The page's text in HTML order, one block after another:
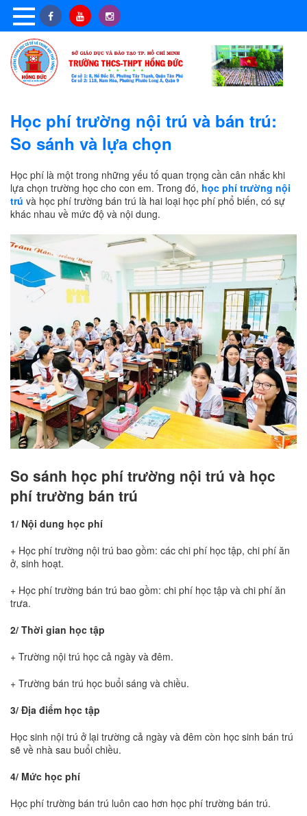
Học phí trường nội trú và bán trú:
So sánh và lựa chọn
Học phí là một trong những yếu tố quan trọng cần cân nhắc khi
lựa chọn trường học cho con em. Trong đó, học phí trường nội
trú và học phí trường bán trú là hai loại học phí phổ biến, có sự
khác nhau về mức độ và nội dung.
So sánh học phí trường nội trú và học
phí trường bán trú
1/ Nội dung học phí
+ Học phí trường nội trú bao gồm: các chi phí học tập, chi phí ăn
ở, sinh hoạt.
+ Học phí trường bán trú bao gồm: chi phí học tập và chi phí ăn
trưa.
2/ Thời gian học tập
+ Trường nội trú học cả ngày và đêm.
+ Trường bán trú học buổi sáng và chiều.
3/ Địa điểm học tập
Học sinh nội trú ở lại trường cả ngày và đêm còn học sinh bán trú
sẽ về nhà sau buổi chiều.
4/ Mức học phí
Học phí trường bán trú luôn cao hơn học phí trường bán trú.